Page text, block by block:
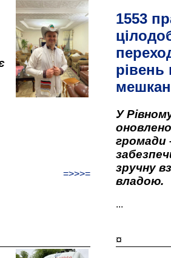
=>>>=
1553
рівень
У
громади
зручну
владою.
...
¤